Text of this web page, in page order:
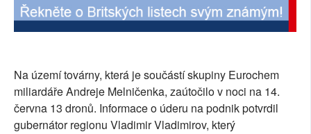
Na území továrny, která je součástí skupiny Eurochem
miliardáře Andreje Melničenka, zaútočilo v noci na 14.
června 13 dronů. Informace o úderu na podnik potvrdil
gubernátor regionu Vladimir Vladimirov, který